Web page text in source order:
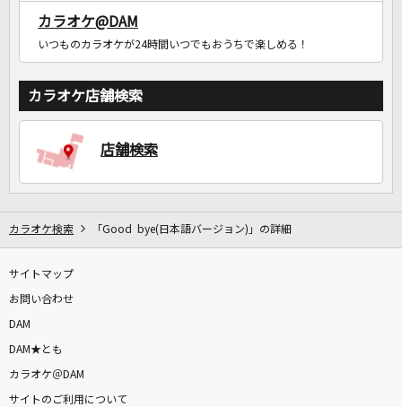
自宅でカラオケ歌い放題！
家族や友達と一緒に！練習にも！
カラオケ@DAM
いつものカラオケが24時間いつでもおうちで楽しめる！
カラオケ店舗検索
店舗検索
カラオケ検索 「Good bye(日本語バージョン)」の詳細
サイトマップ
お問い合わせ
DAM
DAM★とも
カラオケ＠DAM
サイトのご利用について